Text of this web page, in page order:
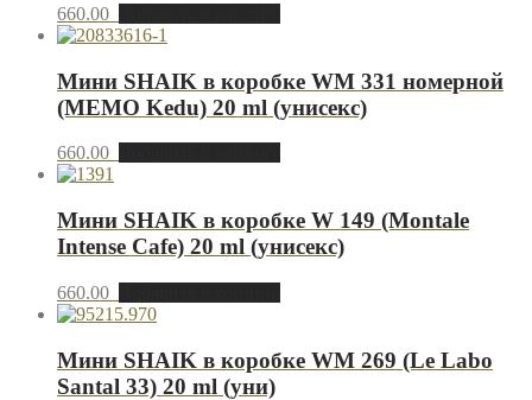
660.00
Мини SHAIK в коробке WM 331 номерной
(MEMO Kedu) 20 ml (унисекс)
660.00
Мини SHAIK в коробке W 149 (Montale
Intense Cafe) 20 ml (унисекс)
660.00
Мини SHAIK в коробке WM 269 (Le Labo
Santal 33) 20 ml (уни)